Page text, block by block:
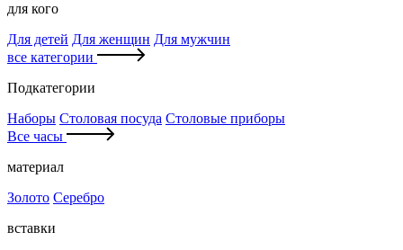
для кого
Для детей Для женщин Для мужчин
все категории
Подкатегории
Наборы Столовая посуда Столовые приборы
Все часы
материал
Золото Серебро
вставки